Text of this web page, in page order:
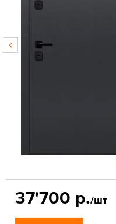
37'700 р./шт